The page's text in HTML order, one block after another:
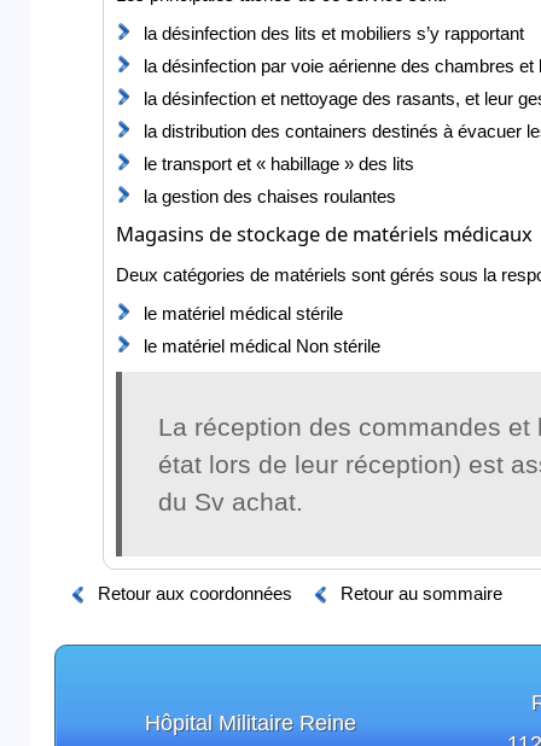
la désinfection des lits et mobiliers s’y rapportant
la désinfection par voie aérienne des chambres et
la désinfection et nettoyage des rasants, et leur
la distribution des containers destinés à évacuer
le transport et « habillage » des lits
la gestion des chaises roulantes
Magasins de stockage de matériels médicaux
Deux catégories de matériels sont gérés sous la
le matériel médical stérile
le matériel médical Non stérile
La réception des commandes
état lors de leur réception) est
du Sv achat.
Retour aux coordonnées Retour au sommaire
Hôpital Militaire Reine